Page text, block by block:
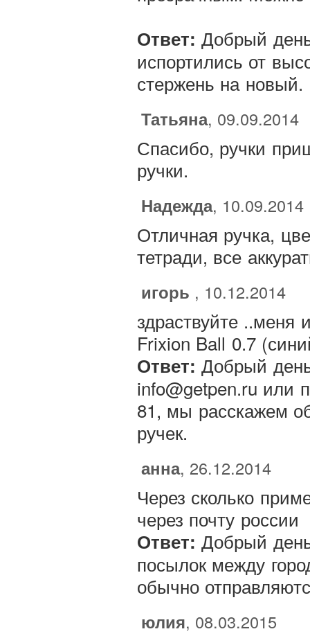
Ответ: Добрый
испортились от
стержень на новый.
Татьяна, 09.09.2014
Спасибо, ручки
ручки.
Надежда, 10.09.2014
Отличная ручка,
тетради, все
игорь , 10.12.2014
здраствуйте ..меня
Frixion Ball 0.7
Ответ: Добрый
info@getpen.ru или
81, мы расскажем
ручек.
анна, 26.12.2014
Через сколько
через почту россии
Ответ: Добрый
посылок между
обычно
юлия, 08.03.2015